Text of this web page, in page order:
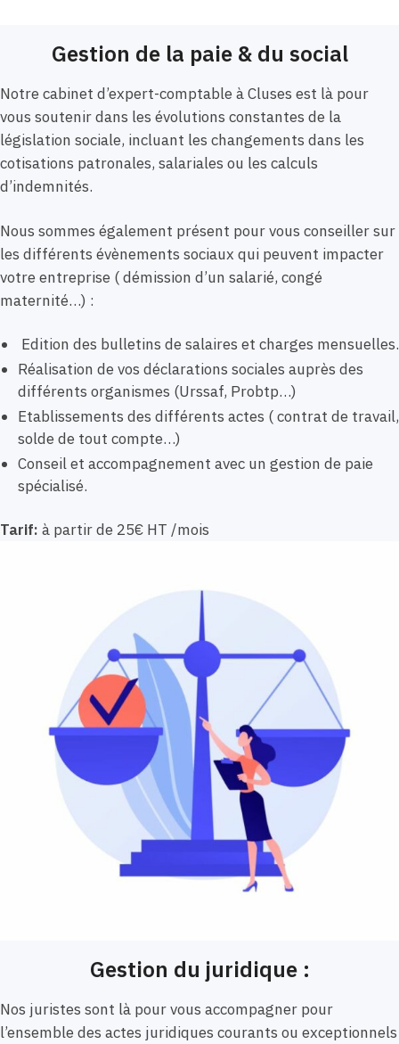
Gestion de la paie & du social
Notre cabinet d’expert-comptable à Cluses est là pour
vous soutenir dans les évolutions constantes de la
législation sociale, incluant les changements dans les
cotisations patronales, salariales ou les calculs
d’indemnités.
Nous sommes également présent pour vous conseiller sur
les différents évènements sociaux qui peuvent impacter
votre entreprise ( démission d’un salarié, congé
maternité…) :
Edition des bulletins de salaires et charges mensuelles.
Réalisation de vos déclarations sociales auprès des
différents organismes (Urssaf, Probtp…)
Etablissements des différents actes ( contrat de travail,
solde de tout compte…)
Conseil et accompagnement avec un gestion de paie
spécialisé.
Tarif: à partir de 25€ HT /mois
Gestion du juridique :
Nos juristes sont là pour vous accompagner pour
l’ensemble des actes juridiques courants ou exceptionnels